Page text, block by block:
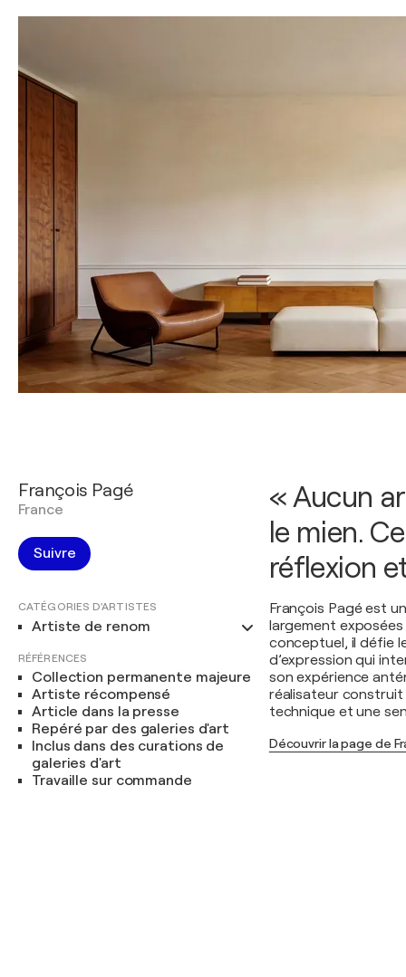
François Pagé
France
Suivre
CATÉGORIES D'ARTISTES
Artiste de renom
RÉFÉRENCES
Collection permanente majeure
Artiste récompensé
Article dans la presse
Repéré par des galeries d'art
Inclus dans des curations de
galeries d'art
Travaille sur commande
« Aucun
le mien.
réflexion
François Pagé est
largement
conceptuel, il défie
d’expression qui
son expérience
réalisateur construit
technique et une
Découvrir la page de